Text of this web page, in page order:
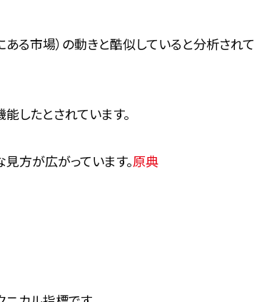
る市場）の動きと酷似していると分析されて
したとされています。
方が広がっています。原典